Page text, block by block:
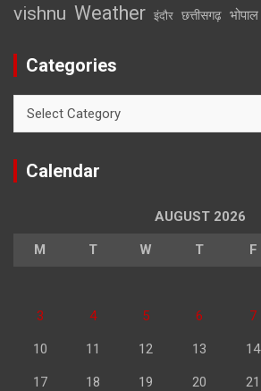
vishnu Weather इंदौर छत्तीसगढ़ भोपाल
Categories
Calendar
AUGUST 2026
M T W T F
3 4 5 6 7
10 11 12 13 14
17 18 19 20 21